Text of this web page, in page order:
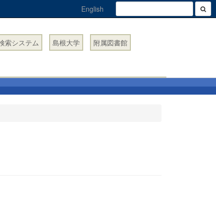
English
索システム 島根大学 附属図書館